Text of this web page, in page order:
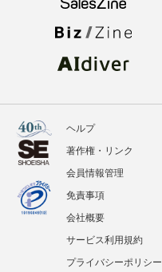
ヘルプ
著作権・リンク
会員情報管理
免責事項
会社概要
サービス利用規約
プライバシーポリシー